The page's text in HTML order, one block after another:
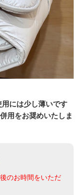
には少し薄いです
用をお奨めいたしま
のお時間をいただ